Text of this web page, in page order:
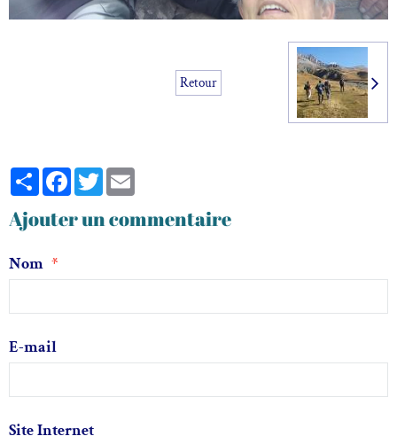
Retour
PartagerFacebook
Twitter
Ajouter un commentaire
Nom
E-mail
Site Internet